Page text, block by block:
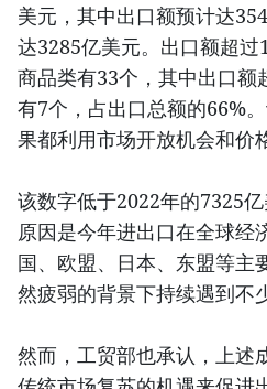
美元，其中出口额预计达
达3285亿美元。出口额超
商品类有33个，其中出口额
有7个，占出口总额的66%
果都利用市场开放机会和价
该数字低于2022年的7325
原因是今年进出口在全球经
国、欧盟、日本、东盟等主
然疲弱的背景下持续遇到不
然而，工贸部也承认，上述